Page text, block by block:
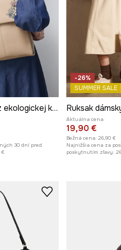
Ruksak dámsky z ekologickej kože s ozdobnou výšivkou
30 dní pred
€
-26%
SUMMER SALE
Ruksak
Aktuálna cena:
19,90 €
Bežná cena: 26,90 €
Najnižšia cena za
poskytnutím zľavy: